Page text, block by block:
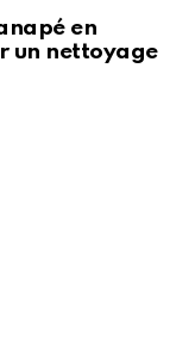
en
un nettoyage